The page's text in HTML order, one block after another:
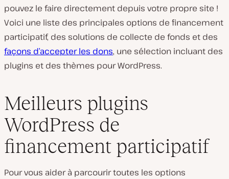
pouvez le faire directement depuis votre propre site !
Voici une liste des principales options de financement
participatif, des solutions de collecte de fonds et des
façons d’accepter les dons, une sélection incluant des
plugins et des thèmes pour WordPress.
Meilleurs plugins
WordPress de
financement participatif
Pour vous aider à parcourir toutes les options